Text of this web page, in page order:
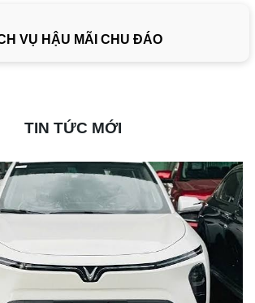
VỤ HẬU MÃI CHU ĐÁO
TIN TỨC MỚI